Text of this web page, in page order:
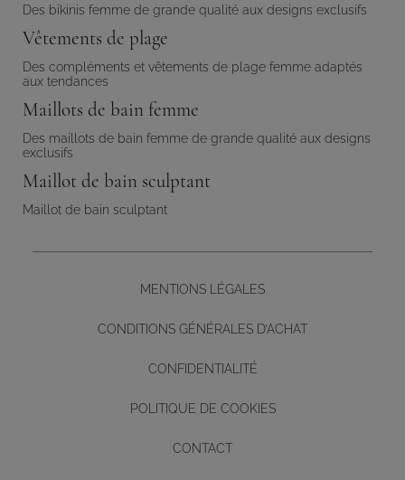
Des bikinis femme de grande qualité aux designs exclusifs
Vêtements de plage
Des compléments et vêtements de plage femme adaptés
aux tendances
Maillots de bain femme
Des maillots de bain femme de grande qualité aux designs
exclusifs
Maillot de bain sculptant
Maillot de bain sculptant
MENTIONS LÉGALES
CONDITIONS GÉNÉRALES D’ACHAT
CONFIDENTIALITÉ
POLITIQUE DE COOKIES
CONTACT